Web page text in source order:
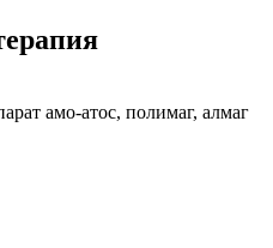
амо-атос, полимаг, алмаг